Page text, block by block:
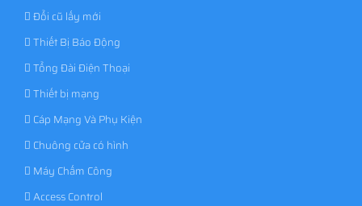
Đổi cũ lấy mới
Thiết Bị Báo Động
Tổng Đài Điện Thoại
Thiết bị mạng
Cáp Mạng Và Phụ Kiện
Chuông cửa có hình
Máy Chấm Công
Access Control